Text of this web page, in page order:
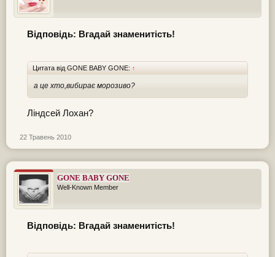
Відповідь: Вгадай знаменитість!
Цитата від GONE BABY GONE: ↑
а це хто,вибирає морозиво?
Ліндсей Лохан?
22 Травень 2010
GONE BABY GONE
Well-Known Member
Відповідь: Вгадай знаменитість!